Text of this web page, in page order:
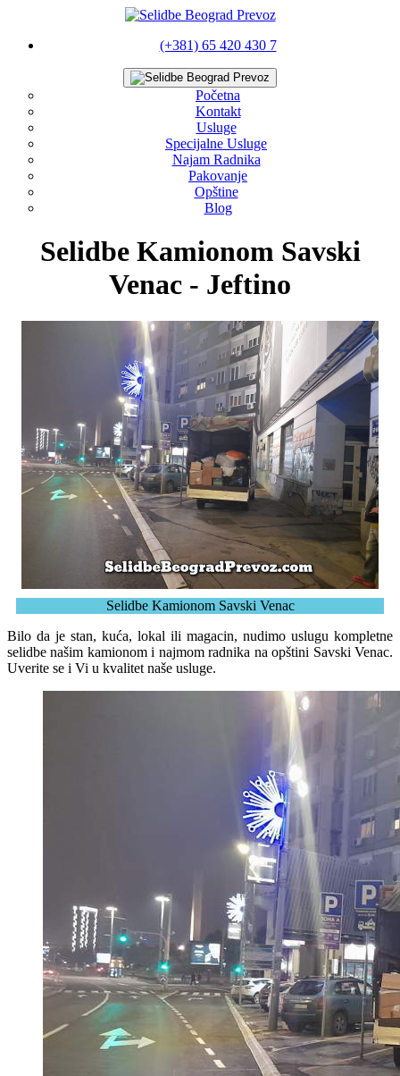
(+381) 65 420 430 7
Početna
Kontakt
Usluge
Specijalne Usluge
Najam Radnika
Pakovanje
Opštine
Blog
Selidbe Kamionom Savski
Venac - Jeftino
Selidbe Kamionom Savski Venac
Bilo da je stan, kuća, lokal ili magacin, nudimo uslugu kompletne
selidbe našim kamionom i najmom radnika na opštini Savski Venac.
Uverite se i Vi u kvalitet naše usluge.